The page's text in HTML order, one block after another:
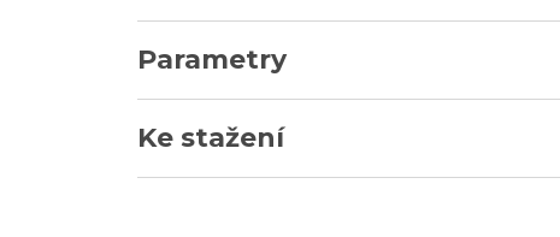
Parametry
Ke stažení